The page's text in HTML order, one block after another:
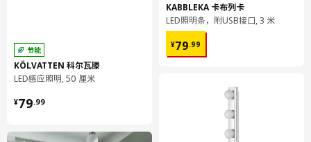
节能
KÖLVATTEN 科尔瓦滕
LED感应照明, 50 厘米
¥79.99
¥ 79.99
KABBLEKA 卡布列卡
LED照明条，附USB接口, 3 米
¥79.99
¥ 79.99